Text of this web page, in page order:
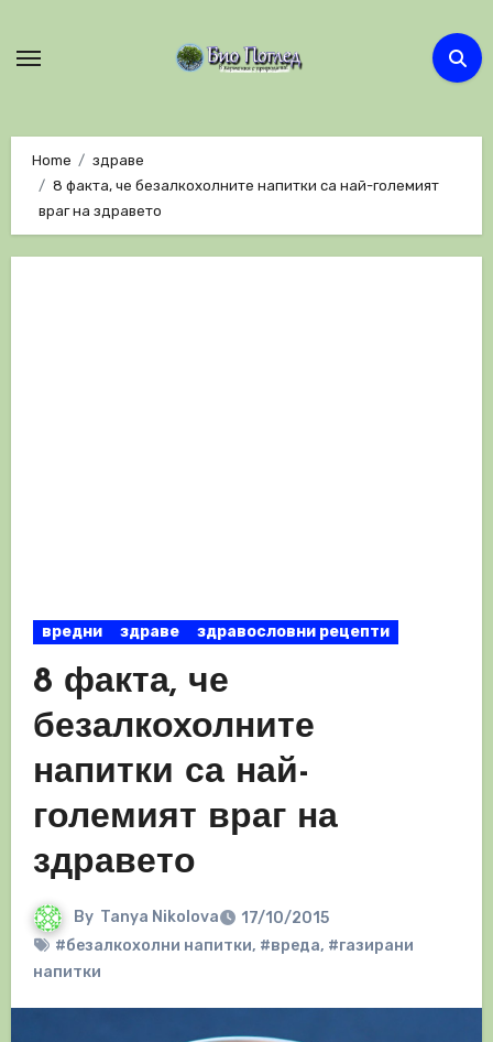
Home
здраве
8 факта, че безалкохолните напитки са най-големият
враг на здравето
вредни здраве здравословни рецепти
8 факта, че
безалкохолните
напитки са най-
големият враг на
здравето
By Tanya Nikolova
17/10/2015
#безалкохолни напитки, #вреда, #газирани
напитки